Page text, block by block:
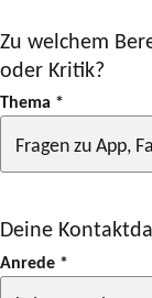
Zu welchem
oder Kritik?
Thema *
Deine
Anrede *